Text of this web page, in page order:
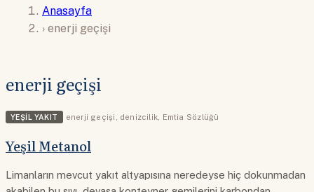
Anasayfa
› enerji geçişi
enerji geçişi
YEŞIL YAKIT enerji geçişi , denizcilik, Emtia Sözlüğü
Yeşil Metanol
Limanların mevcut yakıt altyapısına neredeyse hiç dokunmadan